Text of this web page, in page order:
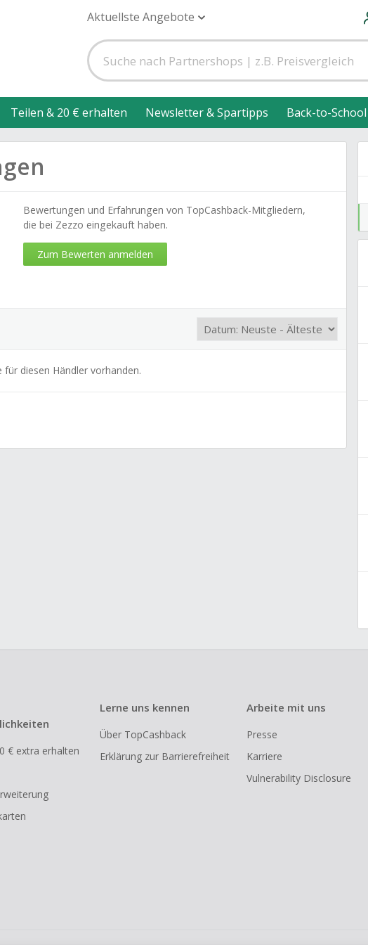
Aktuellste Angebote
Teilen & 20 € erhalten Newsletter & Spartipps Back-to-School
Bewertungen und Erfahrungen von TopCashback-Mitgliedern,
die bei Zezzo eingekauft haben.
Zum Bewerten anmelden
diesen Händler vorhanden.
€ extra erhalten
Lerne uns kennen
Über TopCashback
Erklärung zur Barrierefreiheit
Arbeite mit uns
Presse
Karriere
Vulnerability Disclosure